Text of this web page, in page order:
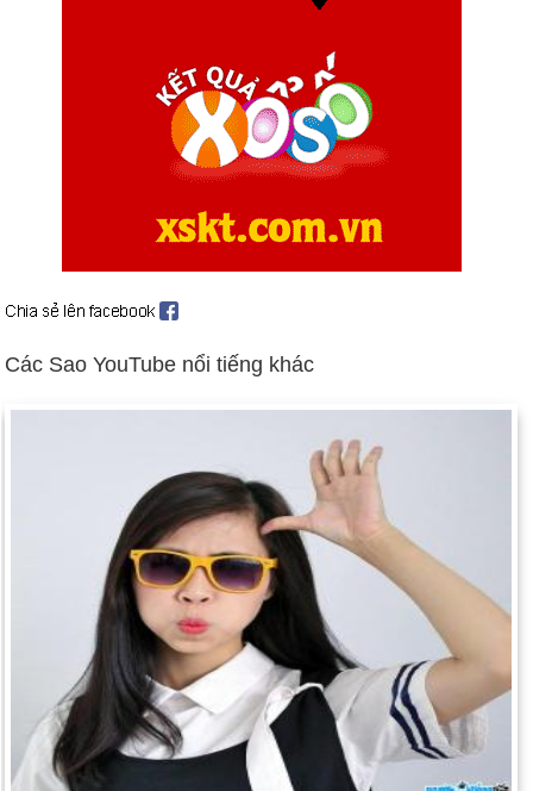
Các bên tham chiến đồng ý về việc ngừng bắn (ngày 5 tháng
10); ký hiệp ước hòa bình (ngày 14 tháng 12).
Pháp cho nổ thiết bị hạt nhân ở Thái Bình Dương; các cuộc
biểu tình rộng rãi xảy ra sau đó (ngày 5 tháng 9). Bối cảnh: vũ
Người Israel và người Palestine đồng ý về việc chuyển Bờ
Tây cho người Ả Rập (ngày 24 tháng 9). Thủ tướng Israel
tinh vì hòa bình (ngày 4 tháng 11).
Ngày sinh Troye Sivan (5-6) trong lịch sử
Ngày 5-6 năm 1884:Anh hùng Nội chiến, Tướng William T.
Sherman đã từ chối đề cử tổng thống của Đảng Cộng hòa với
lời nói, "Tôi sẽ không chấp nhận nếu được đề cử và sẽ không
phục vụ nếu được bầu."
Ngày 5-6 năm 1933:Hoa Kỳ đã đi ra khỏi tiêu chuẩn vàng.
Ngày 5-6 năm 1947:Thượng nghị sĩ George Marshall đề xuất
một kế hoạch (Kế hoạch Marshall) để giúp Châu Âu phục hồi
tài chính sau những ảnh hưởng của Thế chiến thứ hai.
Ngày 5-6 năm 1967:
Cuộc Chiến tranh Sáu ngày Ả Rập-Israel
bắt đầu.
Các Sao YouTube nổi tiếng khác